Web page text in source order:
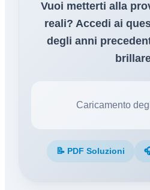
Vuoi metterti alla
reali? Accedi ai
degli anni
Caricamento
📝 PDF Soluzioni